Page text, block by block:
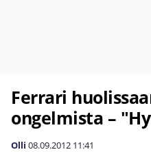
Ferrari
ongelmista –
Olli 08.09.2012 11:41